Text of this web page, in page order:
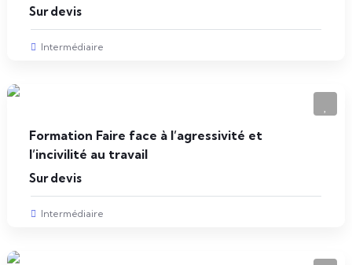
Sur devis
Intermédiaire
Formation Faire face à l’agressivité et
l’incivilité au travail
Sur devis
Intermédiaire